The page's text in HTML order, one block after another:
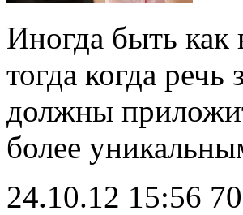
Иногда быть как
тогда когда
должны
более
24.10.12 15:56